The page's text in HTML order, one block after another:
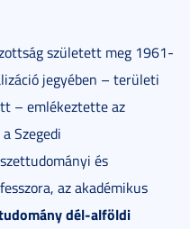
született meg 1961-
jegyében – területi
– emlékeztette az
Szegedi
és
az akadémikus
dél-alföldi